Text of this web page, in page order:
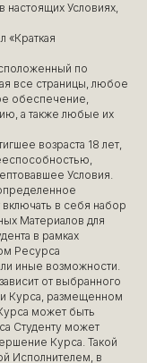
настоящих Условиях,
«Краткая
по
все страницы, любое
обеспечение,
а также любые их
возраста 18 лет,
Условия.
в себя набор
Материалов для
в рамках
Ресурса
иные возможности.
от выбранного
Курса, размещенном
может быть
Студенту может
Курса. Такой
Исполнителем, в